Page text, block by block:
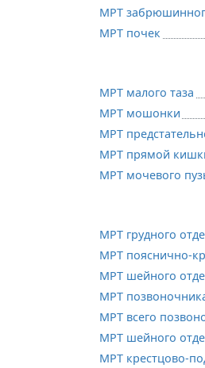
МРТ
МРТ почек
МРТ малого таза
МРТ мошонки
МРТ
МРТ прямой
МРТ мочевого
МРТ грудного
МРТ пояснично-
МРТ шейного
МРТ
МРТ всего
МРТ шейного
МРТ крестцово-